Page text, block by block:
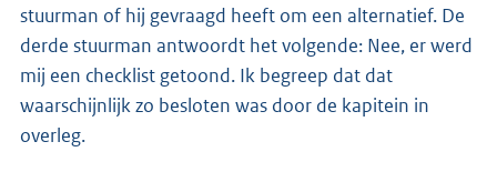
stuurman of hij gevraagd heeft om een alternatief. De
derde stuurman antwoordt het volgende: Nee, er werd
mij een checklist getoond. Ik begreep dat dat
waarschijnlijk zo besloten was door de kapitein in
overleg.